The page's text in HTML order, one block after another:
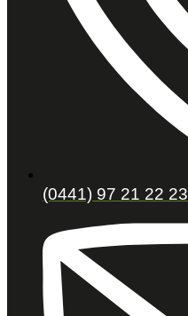
(0441) 97 21 22 23